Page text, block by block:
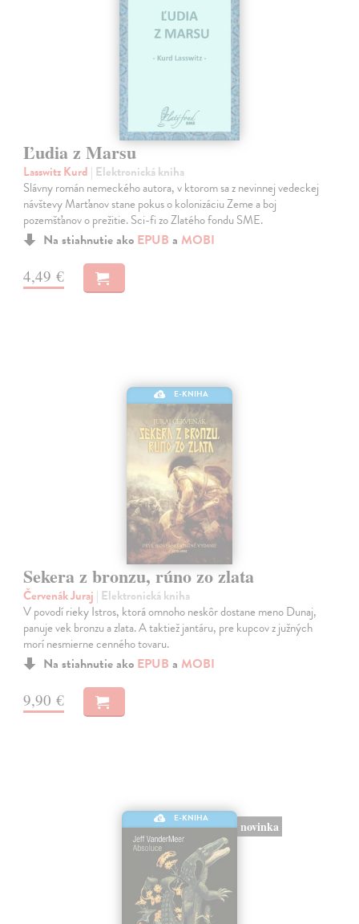
Ľudia z Marsu
Lasswitz Kurd | Elektronická kniha
Slávny román nemeckého autora, v ktorom sa z nevinnej vedeckej
návštevy Marťanov stane pokus o kolonizáciu Zeme a boj
pozemšťanov o prežitie. Sci-fi zo Zlatého fondu SME.
Na stiahnutie ako EPUB a MOBI
4,49 €
E-KNIHA
Sekera z bronzu, rúno zo zlata
Červenák Juraj | Elektronická kniha
V povodí rieky Istros, ktorá omnoho neskôr dostane meno Dunaj,
panuje vek bronzu a zlata. A taktiež jantáru, pre kupcov z južných
morí nesmierne cenného tovaru.
Na stiahnutie ako EPUB a MOBI
9,90 €
E-KNIHA
novinka